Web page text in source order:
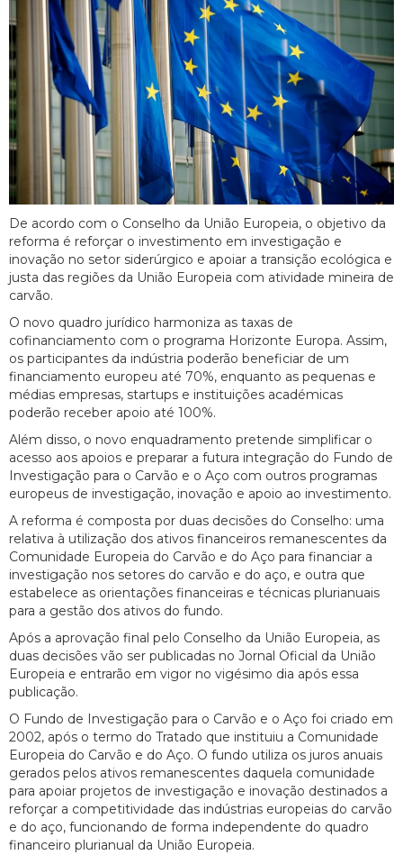
De acordo com o Conselho da União Europeia, o objetivo da
reforma é reforçar o investimento em investigação e
inovação no setor siderúrgico e apoiar a transição ecológica e
justa das regiões da União Europeia com atividade mineira de
carvão.
O novo quadro jurídico harmoniza as taxas de
cofinanciamento com o programa Horizonte Europa. Assim,
os participantes da indústria poderão beneficiar de um
financiamento europeu até 70%, enquanto as pequenas e
médias empresas, startups e instituições académicas
poderão receber apoio até 100%.
Além disso, o novo enquadramento pretende simplificar o
acesso aos apoios e preparar a futura integração do Fundo de
Investigação para o Carvão e o Aço com outros programas
europeus de investigação, inovação e apoio ao investimento.
A reforma é composta por duas decisões do Conselho: uma
relativa à utilização dos ativos financeiros remanescentes da
Comunidade Europeia do Carvão e do Aço para financiar a
investigação nos setores do carvão e do aço, e outra que
estabelece as orientações financeiras e técnicas plurianuais
para a gestão dos ativos do fundo.
Após a aprovação final pelo Conselho da União Europeia, as
duas decisões vão ser publicadas no Jornal Oficial da União
Europeia e entrarão em vigor no vigésimo dia após essa
publicação.
O Fundo de Investigação para o Carvão e o Aço foi criado em
2002, após o termo do Tratado que instituiu a Comunidade
Europeia do Carvão e do Aço. O fundo utiliza os juros anuais
gerados pelos ativos remanescentes daquela comunidade
para apoiar projetos de investigação e inovação destinados a
reforçar a competitividade das indústrias europeias do carvão
e do aço, funcionando de forma independente do quadro
financeiro plurianual da União Europeia.